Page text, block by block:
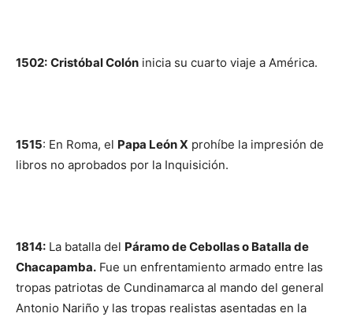
1502: Cristóbal Colón inicia su cuarto viaje a América.
1515: En Roma, el Papa León X prohíbe la impresión de
libros no aprobados por la Inquisición.
1814: La batalla del Páramo de Cebollas o Batalla de
Chacapamba. Fue un enfrentamiento armado entre las
tropas patriotas de Cundinamarca al mando del general
Antonio Nariño y las tropas realistas asentadas en la